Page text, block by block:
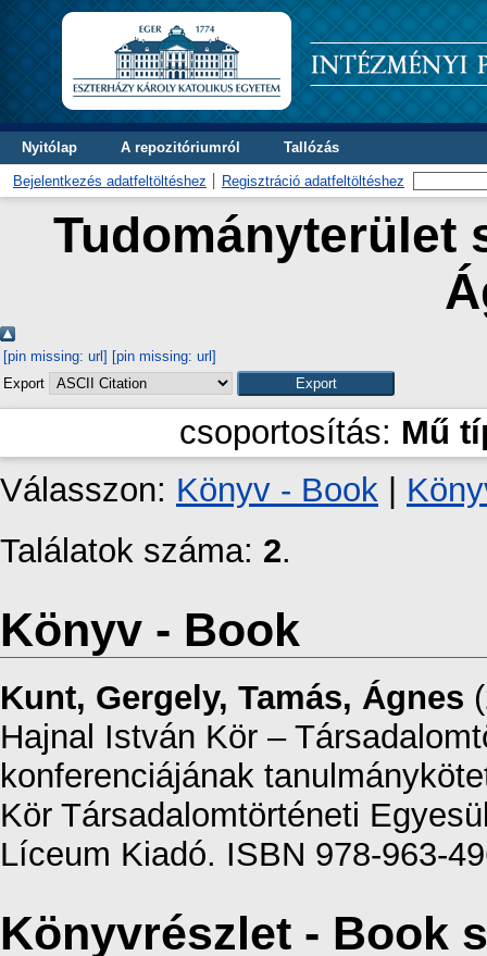
Nyitólap A repozitóriumról Tallózás
Bejelentkezés adatfeltöltéshez Regisztráció adatfeltöltéshez
Tudományterület
[pin missing: url] [pin missing: url]
Export
csoportosítás: Mű
Válasszon: Könyv - Book
Találatok száma: 2.
Könyv - Book
Kunt, Gergely, Tamás, Ágnes
Hajnal István Kör –
konferenciájának
Kör Társadalomtörténeti
Líceum Kiadó. ISBN 978-963-
Könyvrészlet - Book